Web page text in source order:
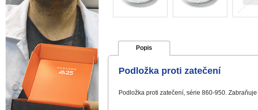
Popis
Podložka proti zatečení
Podložka proti zatečení, série 860-950.